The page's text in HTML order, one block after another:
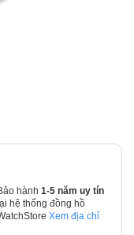
hành 1-5 năm uy tín
hệ thống đồng hồ
Xem địa chỉ